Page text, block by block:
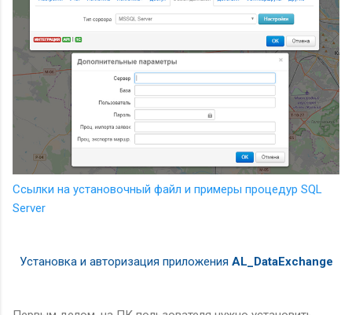
Ссылки на установочный файл и примеры процедур SQL
Server
Установка и авторизация приложения AL_DataExchange